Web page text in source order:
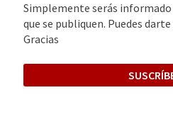
Simplemente serás
que se publiquen. Puedes
Gracias